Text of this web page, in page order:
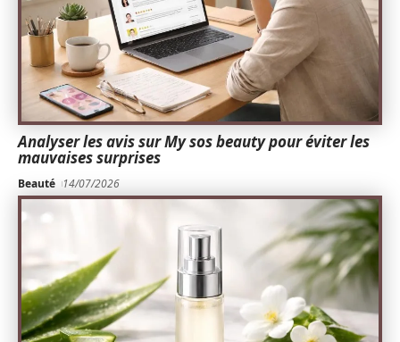
Analyser les avis sur My sos beauty pour éviter les
mauvaises surprises
Beauté 14/07/2026